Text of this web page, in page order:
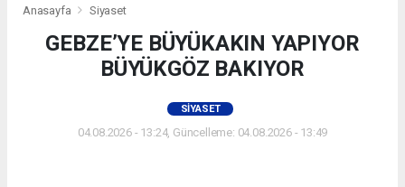
Anasayfa Siyaset
GEBZE’YE BÜYÜKAKIN YAPIYOR
BÜYÜKGÖZ BAKIYOR
SIYASET
04.08.2026 - 13:24, Güncelleme: 04.08.2026 - 13:49